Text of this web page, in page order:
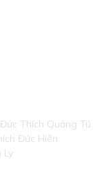
Thích Quảng Tú
Đức Hiển
Ly